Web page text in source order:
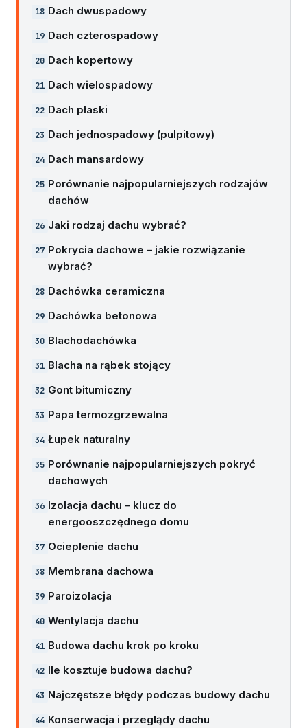
Dach dwuspadowy
Dach czterospadowy
Dach kopertowy
Dach wielospadowy
Dach płaski
Dach jednospadowy (pulpitowy)
Dach mansardowy
Porównanie najpopularniejszych rodzajów
dachów
Jaki rodzaj dachu wybrać?
Pokrycia dachowe – jakie rozwiązanie
wybrać?
Dachówka ceramiczna
Dachówka betonowa
Blachodachówka
Blacha na rąbek stojący
Gont bitumiczny
Papa termozgrzewalna
Łupek naturalny
Porównanie najpopularniejszych pokryć
dachowych
Izolacja dachu – klucz do
energooszczędnego domu
Ocieplenie dachu
Membrana dachowa
Paroizolacja
Wentylacja dachu
Budowa dachu krok po kroku
Ile kosztuje budowa dachu?
Najczęstsze błędy podczas budowy dachu
Konserwacja i przeglądy dachu